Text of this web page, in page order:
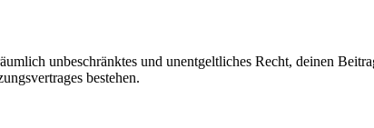
unbeschränktes und unentgeltliches Recht, deinen
bestehen.